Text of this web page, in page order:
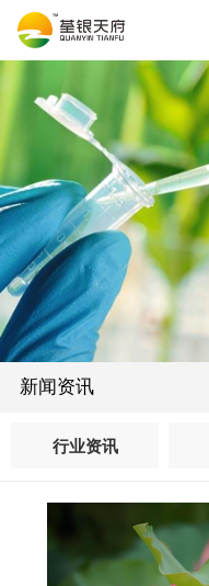
新闻资讯
行业资讯